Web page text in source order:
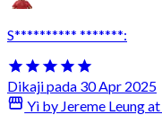
S********** *******:
Dikaji pada 30 Apr 2025
Yì by Jereme Leung